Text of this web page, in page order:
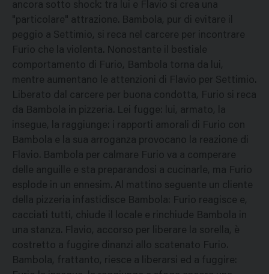
ancora sotto shock: tra lui e Flavio si crea una
"particolare" attrazione. Bambola, pur di evitare il
peggio a Settimio, si reca nel carcere per incontrare
Furio che la violenta. Nonostante il bestiale
comportamento di Furio, Bambola torna da lui,
mentre aumentano le attenzioni di Flavio per Settimio.
Liberato dal carcere per buona condotta, Furio si reca
da Bambola in pizzeria. Lei fugge: lui, armato, la
insegue, la raggiunge: i rapporti amorali di Furio con
Bambola e la sua arroganza provocano la reazione di
Flavio. Bambola per calmare Furio va a comperare
delle anguille e sta preparandosi a cucinarle, ma Furio
esplode in un ennesim. Al mattino seguente un cliente
della pizzeria infastidisce Bambola: Furio reagisce e,
cacciati tutti, chiude il locale e rinchiude Bambola in
una stanza. Flavio, accorso per liberare la sorella, è
costretto a fuggire dinanzi allo scatenato Furio.
Bambola, frattanto, riesce a liberarsi ed a fuggire: